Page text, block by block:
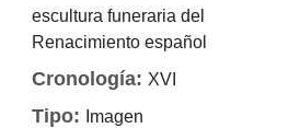
escultura funeraria del
Renacimiento español
Cronología:XVI
Tipo: Imagen